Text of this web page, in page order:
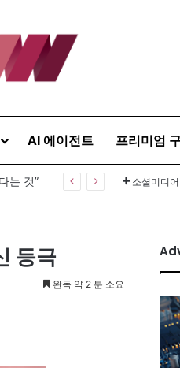
AI 에이전트 프리미엄
는 것” 소셜미디어
등극
완독 약 2 분 소요